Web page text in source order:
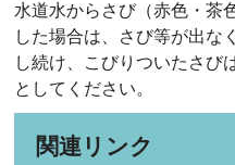
水道水からさび（赤色・茶
した場合は、さび等が出な
し続け、こびりついたさび
としてください。
関連リンク